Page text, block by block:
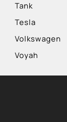
Tank
Tesla
Volkswagen
Voyah